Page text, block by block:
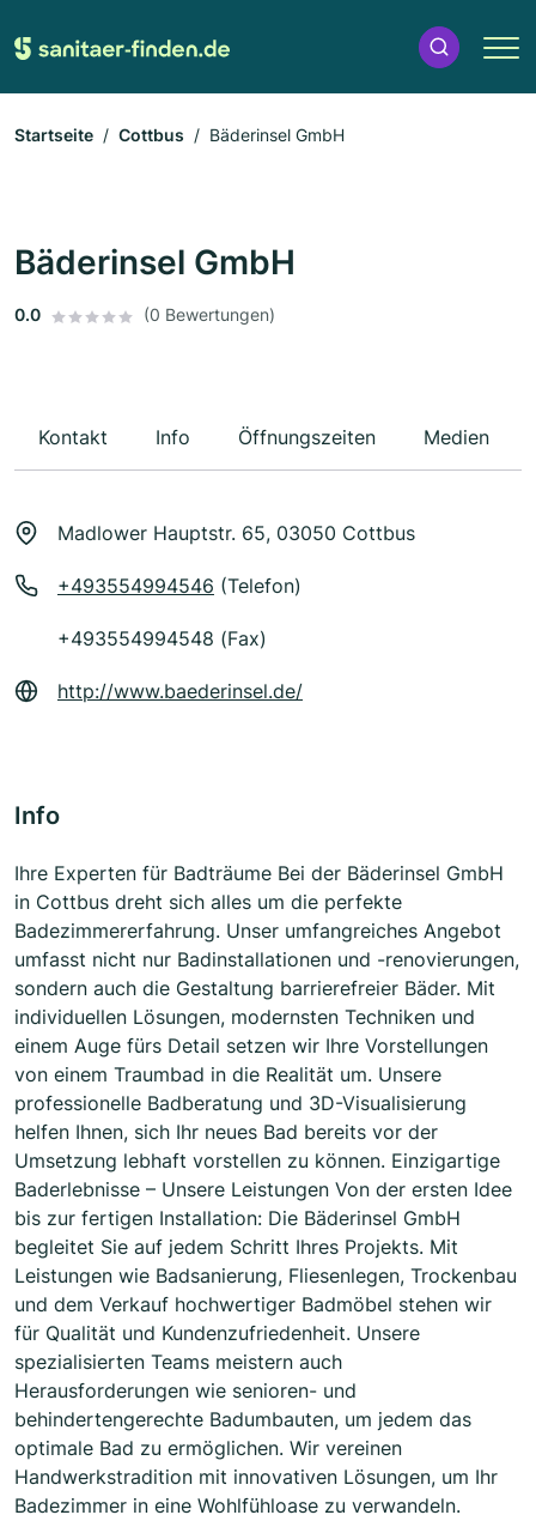
Startseite Cottbus Bäderinsel GmbH
Bäderinsel GmbH
0.0 (0 Bewertungen)
Kontakt Info Öffnungszeiten Medien
Madlower Hauptstr. 65, 03050 Cottbus
+493554994546 (Telefon)
+493554994548 (Fax)
http://www.baederinsel.de/
Info
Ihre Experten für Badträume Bei der Bäderinsel GmbH
in Cottbus dreht sich alles um die perfekte
Badezimmererfahrung. Unser umfangreiches Angebot
umfasst nicht nur Badinstallationen und -renovierungen,
sondern auch die Gestaltung barrierefreier Bäder. Mit
individuellen Lösungen, modernsten Techniken und
einem Auge fürs Detail setzen wir Ihre Vorstellungen
von einem Traumbad in die Realität um. Unsere
professionelle Badberatung und 3D-Visualisierung
helfen Ihnen, sich Ihr neues Bad bereits vor der
Umsetzung lebhaft vorstellen zu können. Einzigartige
Baderlebnisse – Unsere Leistungen Von der ersten Idee
bis zur fertigen Installation: Die Bäderinsel GmbH
begleitet Sie auf jedem Schritt Ihres Projekts. Mit
Leistungen wie Badsanierung, Fliesenlegen, Trockenbau
und dem Verkauf hochwertiger Badmöbel stehen wir
für Qualität und Kundenzufriedenheit. Unsere
spezialisierten Teams meistern auch
Herausforderungen wie senioren- und
behindertengerechte Badumbauten, um jedem das
optimale Bad zu ermöglichen. Wir vereinen
Handwerkstradition mit innovativen Lösungen, um Ihr
Badezimmer in eine Wohlfühloase zu verwandeln.